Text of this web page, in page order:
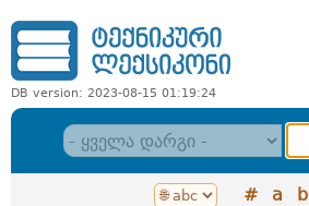
DB version: 2023-08-15 01:19:24
# a b